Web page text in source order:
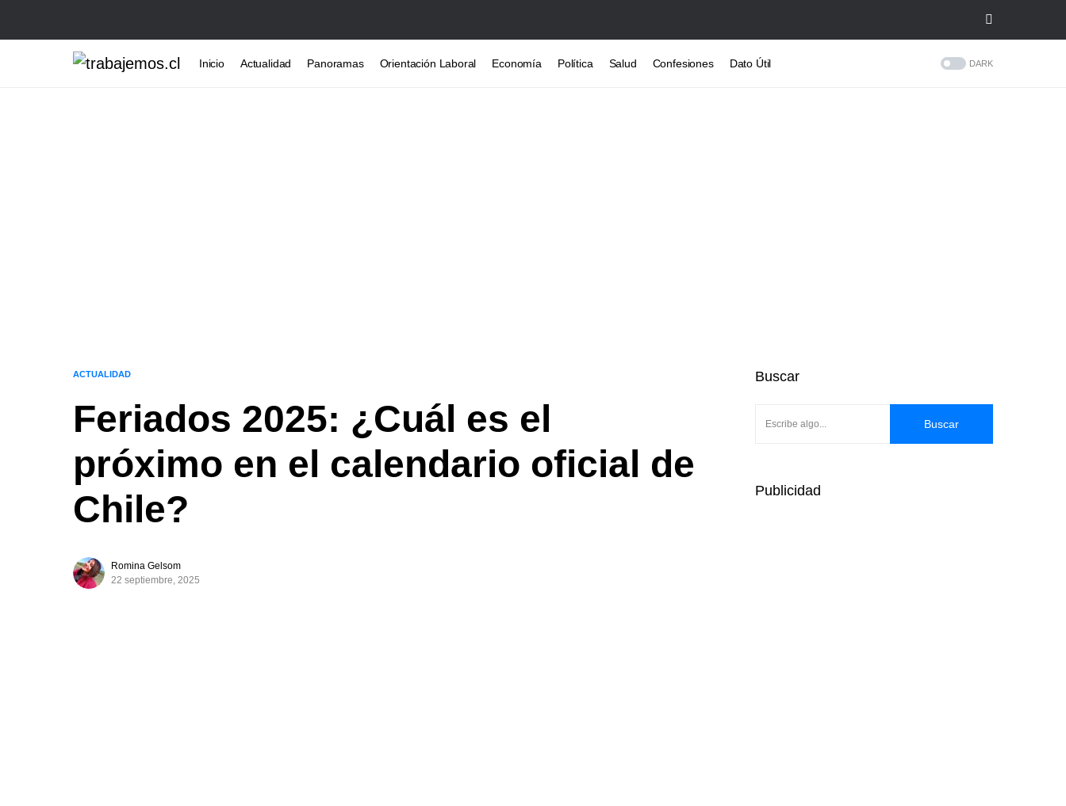
Inicio Actualidad Panoramas Orientación Laboral Economía Política Salud Confesiones Dato Útil DARK
ACTUALIDAD
Feriados 2025: ¿Cuál es el
próximo en el calendario oficial de
Chile?
Romina Gelsom
22 septiembre, 2025
Buscar
Buscar
Publicidad